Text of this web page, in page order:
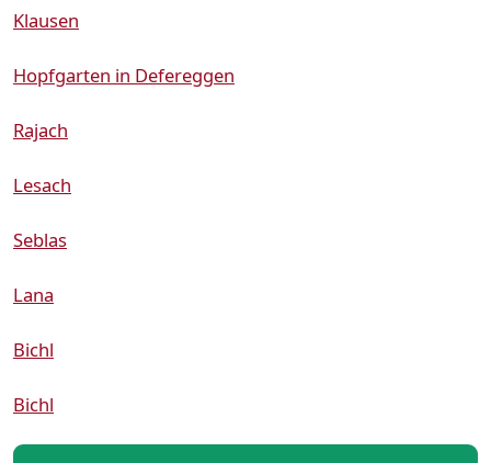
Klausen
Hopfgarten in Defereggen
Rajach
Lesach
Seblas
Lana
Bichl
Bichl